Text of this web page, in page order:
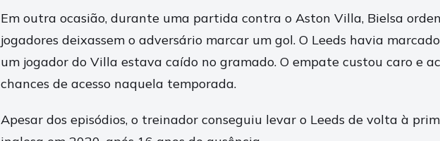
Em outra ocasião, durante uma partida contra o Aston Villa, Bielsa
jogadores deixassem o adversário marcar um gol. O Leeds havia
um jogador do Villa estava caído no gramado. O empate custou caro e
chances de acesso naquela temporada.
Apesar dos episódios, o treinador conseguiu levar o Leeds de volta à